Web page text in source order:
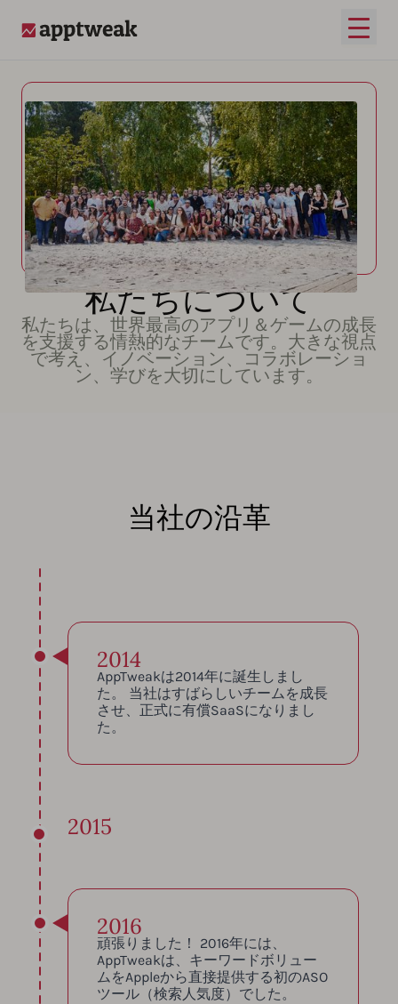
メイ
私たちについて
私たちは、世界最高のアプリ＆ゲームの成長
を支援する情熱的なチームです。大きな視点
で考え、イノベーション、コラボレーショ
ン、学びを大切にしています。
当社の沿革
2014
AppTweakは2014年に誕生しまし
た。 当社はすばらしいチームを成長
させ、正式に有償SaaSになりまし
た。
2015
2016
頑張りました！ 2016年には、
AppTweakは、キーワードボリュー
ムをAppleから直接提供する初のASO
ツール（検索人気度）でした。